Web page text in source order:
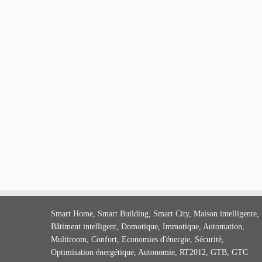
Smart Home, Smart Building, Smart City, Maison intelligente,
Bâtiment intelligent, Domotique, Immotique, Automation,
Multiroom, Confort, Economies d'énergie, Sécurité,
Optimisation énergétique, Autonomie, RT2012, GTB, GTC